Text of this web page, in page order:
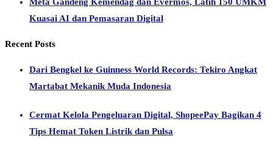
Kuasai AI dan Pemasaran Digital
Recent Posts
Dari Bengkel ke Guinness World Records: Tekiro Angkat
Martabat Mekanik Muda Indonesia
Cermat Kelola Pengeluaran Digital, ShopeePay Bagikan 4
Tips Hemat Token Listrik dan Pulsa